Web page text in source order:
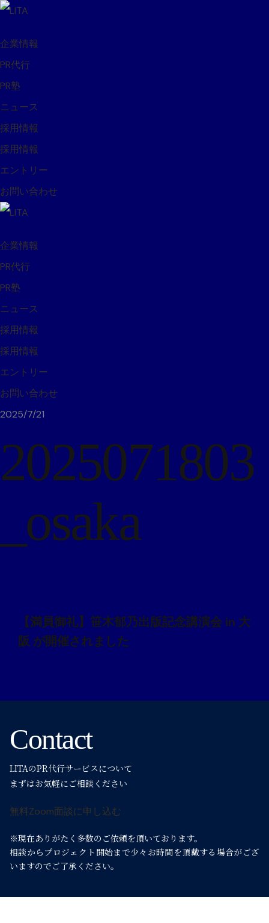
企業情報
PR代行
PR塾
ニュース
採用情報
採用情報
エントリー
お問い合わせ
企業情報
PR代行
PR塾
ニュース
採用情報
採用情報
エントリー
お問い合わせ
2025/7/21
2025071803
_osaka
稿
ゲ
ー
シ
ョ
ン
【満員御礼】笹木郁乃出版記念講演会 in 大
阪 が開催されました
Contact
LITAのPR代行サービスについて
まずはお気軽にご相談ください
無料Zoom面談に申し込む
※現在ありがたく多数のご依頼を頂いております。
相談からプロジェクト開始まで少々お時間を頂戴する場合がござ
いますのでご了承ください。